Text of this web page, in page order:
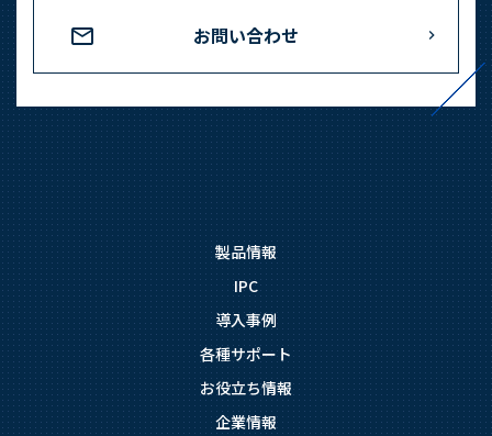
お問い合わせ
製品情報
IPC
導入事例
各種サポート
お役立ち情報
企業情報